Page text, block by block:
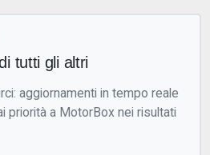
tutti gli altri
aggiornamenti in tempo reale
priorità a MotorBox nei risultati